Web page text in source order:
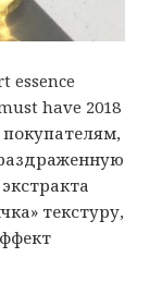
essence
have 2018
текстуру,